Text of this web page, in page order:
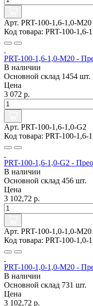
Арт. PRT-100-1,6-1,0-M20
Код товара: PRT-100-1,6-
PRT-100-1,6-1,0-M20 -
В наличии
Основной склад 1454 шт.
Цена
3 072 р.
Арт. PRT-100-1,6-1,0-G2
Код товара: PRT-100-1,6-
PRT-100-1,6-1,0-G2 -
В наличии
Основной склад 456 шт.
Цена
3 102,72 р.
Арт. PRT-100-1,0-1,0-M20
Код товара: PRT-100-1,0-
PRT-100-1,0-1,0-M20 -
В наличии
Основной склад 731 шт.
Цена
3 102,72 р.